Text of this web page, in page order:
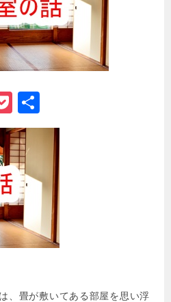
P
o
c
k
e
t
有
、畳が敷いてある部屋を思い浮